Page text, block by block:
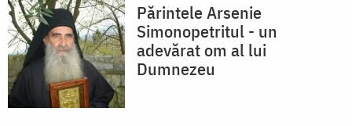
Părintele Arsenie
Simonopetritul - un
adevărat om al lui
Dumnezeu